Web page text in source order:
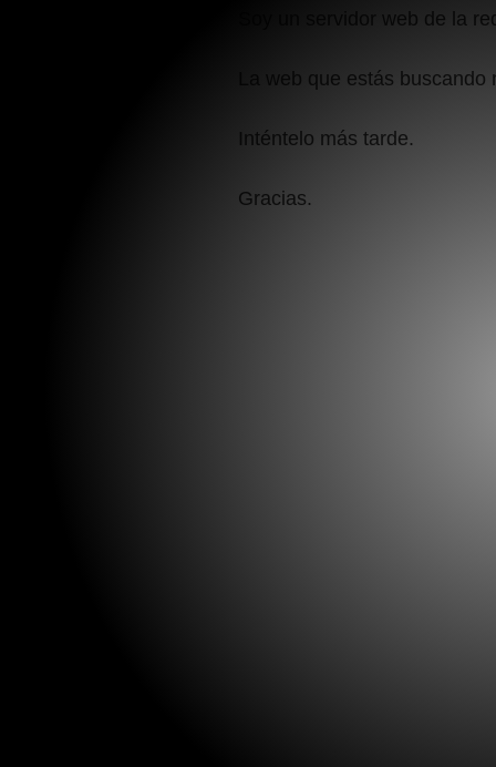
Soy un servidor web de la
La web que estás
Inténtelo más tarde.
Gracias.